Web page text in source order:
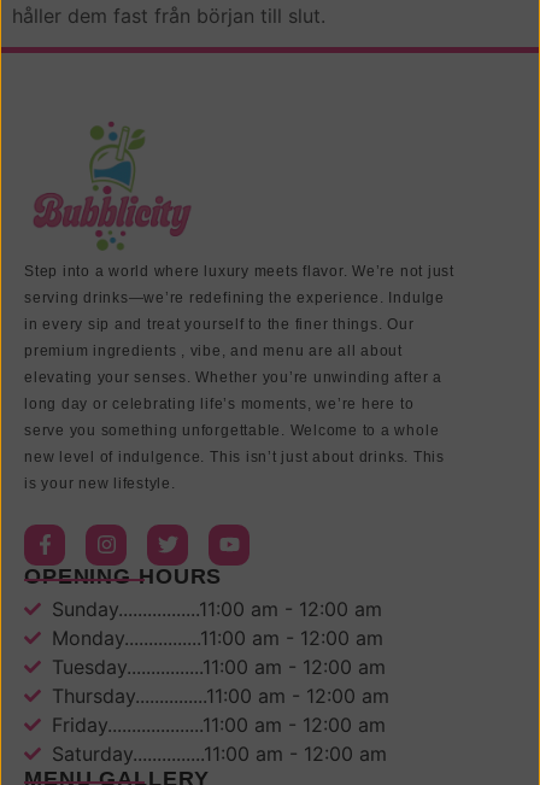
håller dem fast från början till slut.
Step into a world where luxury meets flavor. We’re not just
serving drinks—we’re redefining the experience. Indulge
in every sip and treat yourself to the finer things. Our
premium ingredients , vibe, and menu are all about
elevating your senses. Whether you’re unwinding after a
long day or celebrating life’s moments, we’re here to
serve you something unforgettable. Welcome to a whole
new level of indulgence. This isn’t just about drinks. This
is your new lifestyle.
OPENING HOURS
Sunday.................11:00 am - 12:00 am
Monday................11:00 am - 12:00 am
Tuesday................11:00 am - 12:00 am
Thursday...............11:00 am - 12:00 am
Friday....................11:00 am - 12:00 am
Saturday...............11:00 am - 12:00 am
MENU GALLERY